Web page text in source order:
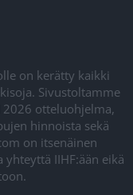
on kerätty kaikki
Sivustoltamme
otteluohjelma,
hinnoista sekä
on itsenäinen
IIHF:ään eikä